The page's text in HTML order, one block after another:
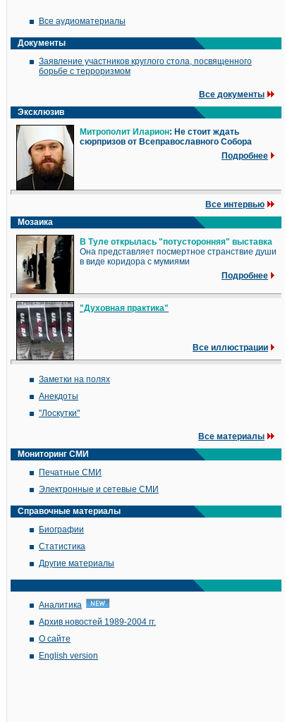
Все аудиоматериалы
Документы
Заявление участников круглого стола, посвященного
борьбе с терроризмом
Все документы
Эксклюзив
Митрополит Иларион: Не стоит ждать
сюрпризов от Всеправославного Собора
Подробнее
Все интервью
Мозаика
В Туле открылась "потусторонняя" выставка
Она представляет посмертное странствие души
в виде коридора с мумиями
Подробнее
"Духовная практика"
Все иллюстрации
Заметки на полях
Анекдоты
"Лоскутки"
Все материалы
Мониторинг СМИ
Печатные СМИ
Электронные и сетевые СМИ
Справочные материалы
Биографии
Статистика
Другие материалы
Аналитика
Архив новостей 1989-2004 гг.
О сайте
English version